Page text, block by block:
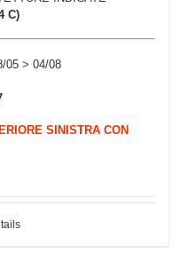
C)
05 > 04/08
SINISTRA CON